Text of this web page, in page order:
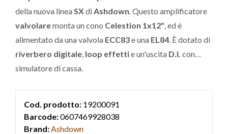
della nuova lineaSXdiAshdown. Questo amplificatore
valvolaremonta un cono Celestion 1x12", ed è
alimentato da una valvola ECC83e una EL84. È dotato di
riverbero digitale, loop effettie un'uscita D.I. con
simulatore di cassa.
Cod. prodotto: 19200091
Barcode:0607469928038
Brand:Ashdown